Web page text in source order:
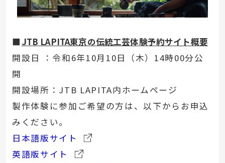
■ JTB LAPITA東京の伝統工芸体験予約サイト概要
開設日 ：令和6年10月10日（木）14時00分公
開
開設場所：JTB LAPITA内ホームページ
製作体験に参加ご希望の方は、以下からお申込
みください。
日本語版サイト
英語版サイト